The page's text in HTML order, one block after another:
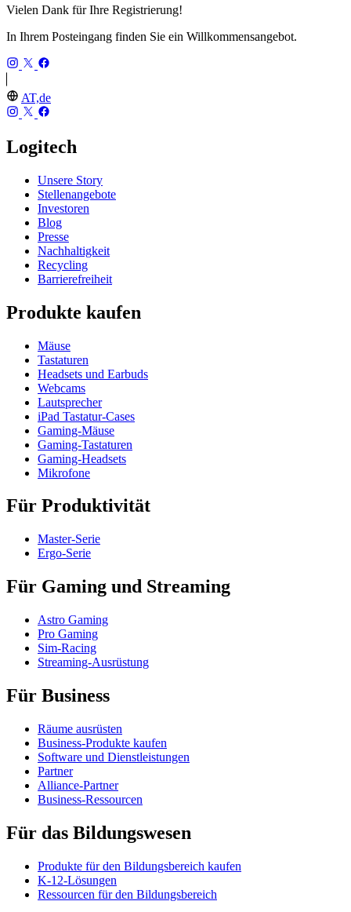
Vielen Dank für Ihre Registrierung!
In Ihrem Posteingang finden Sie ein Willkommensangebot.
AT,de
Logitech
Unsere Story
Stellenangebote
Investoren
Blog
Presse
Nachhaltigkeit
Recycling
Barrierefreiheit
Produkte kaufen
Mäuse
Tastaturen
Headsets und Earbuds
Webcams
Lautsprecher
iPad Tastatur-Cases
Gaming-Mäuse
Gaming-Tastaturen
Gaming-Headsets
Mikrofone
Für Produktivität
Master-Serie
Ergo-Serie
Für Gaming und Streaming
Astro Gaming
Pro Gaming
Sim-Racing
Streaming-Ausrüstung
Für Business
Räume ausrüsten
Business-Produkte kaufen
Software und Dienstleistungen
Partner
Alliance-Partner
Business-Ressourcen
Für das Bildungswesen
Produkte für den Bildungsbereich kaufen
K-12-Lösungen
Ressourcen für den Bildungsbereich